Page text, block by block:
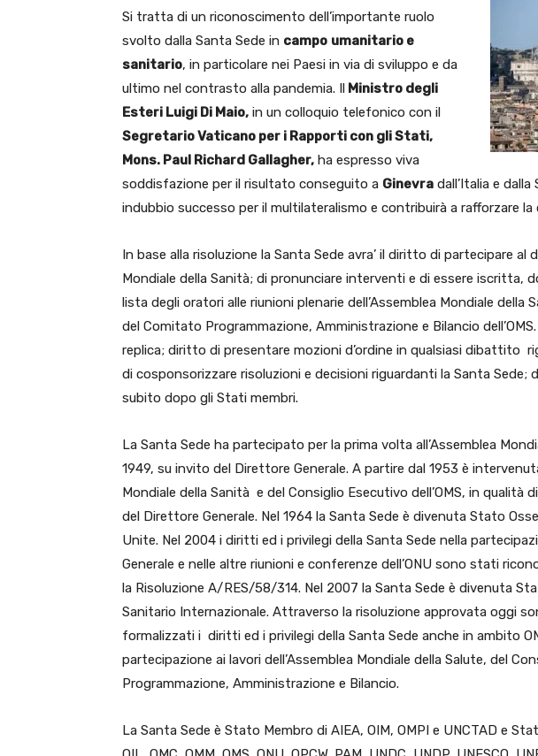
Si tratta di un riconoscimento dell’importante ruolo
svolto dalla Santa Sede in campo umanitario e
sanitario, in particolare nei Paesi in via di sviluppo e da
ultimo nel contrasto alla pandemia. Il Ministro degli
Esteri Luigi Di Maio, in un colloquio telefonico con il
Segretario Vaticano per i Rapporti con gli Stati,
Mons. Paul Richard Gallagher, ha espresso viva
soddisfazione per il risultato conseguito a Ginevra dall’Italia e
indubbio successo per il multilateralismo e contribuirà a rafforzare
In base alla risoluzione la Santa Sede avra’ il diritto di partecipare al
Mondiale della Sanità; di pronunciare interventi e di essere iscritta,
lista degli oratori alle riunioni plenarie dell’Assemblea Mondiale della
del Comitato Programmazione, Amministrazione e Bilancio
replica; diritto di presentare mozioni d’ordine in qualsiasi dibattito
di cosponsorizzare risoluzioni e decisioni riguardanti la Santa
subito dopo gli Stati membri.
La Santa Sede ha partecipato per la prima volta all’Assemblea
1949, su invito del Direttore Generale. A partire dal 1953 è
Mondiale della Sanità e del Consiglio Esecutivo dell’OMS, in qualità
del Direttore Generale. Nel 1964 la Santa Sede è divenuta Stato
Unite. Nel 2004 i diritti ed i privilegi della Santa Sede nella
Generale e nelle altre riunioni e conferenze dell’ONU sono stati
la Risoluzione A/RES/58/314. Nel 2007 la Santa Sede è divenuta
Sanitario Internazionale. Attraverso la risoluzione approvata oggi
formalizzati i diritti ed i privilegi della Santa Sede anche in ambito
partecipazione ai lavori dell’Assemblea Mondiale della Salute, del
Programmazione, Amministrazione e Bilancio.
La Santa Sede è Stato Membro di AIEA, OIM, OMPI e UNCTAD e